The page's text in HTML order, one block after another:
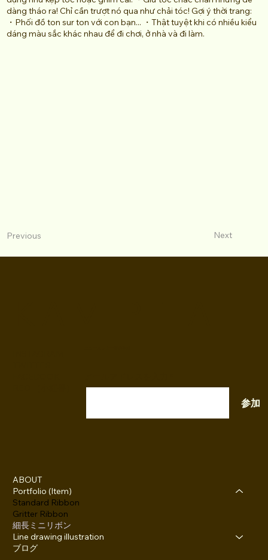
dàng tháo ra! Chỉ cần trượt nó qua như chải tóc! Gợi ý thời trang:
・Phối đồ ton sur ton với con bạn... ・Thật tuyệt khi có nhiều kiểu
dáng màu sắc khác nhau để đi chơi, ở nhà và đi làm.
Previous Next
ABOUT
Portfolio (Item)
Standard Ribbon
Gritter Ribbon
細長ミニリボン
Line drawing illustration
ブログ
参加